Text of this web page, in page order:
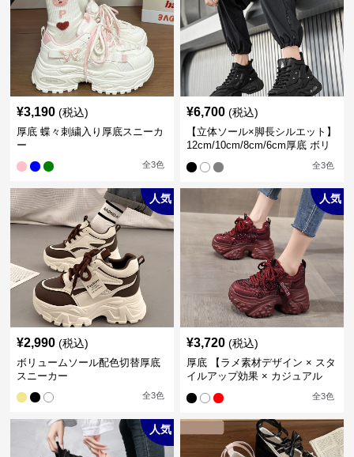
¥3,190 (税込)
厚底 蝶々刺繍入り厚底スニーカ
ー
全3色
¥6,700 (税込)
【立体ソール×脚長シルエット】
12cm/10cm/8cm/6cm厚底 ボリ
ュームソール立体設計ハイカッ
トスニーカー｜スニーカー・ハ
イカット
全3色
人気
¥2,990 (税込)
ボリュームソール配色切替厚底
スニーカー
全3色
人気
¥3,720 (税込)
厚底 【ラメ素材デザイン × スタ
イルアップ効果 × カジュアル
系】厚底デザインスニーカー
全3色
人気